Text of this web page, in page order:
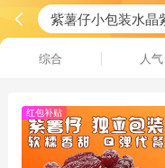
综合 人气
红包补贴